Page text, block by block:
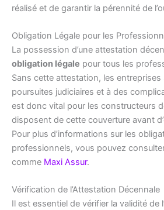
réalisé et de garantir la pérennité de
Obligation Légale pour les
La possession d’une attestation
obligation légale pour tous les
Sans cette attestation, les entreprises
poursuites judiciaires et à des
est donc vital pour les constructeurs
disposent de cette couverture avant
Pour plus d’informations sur les
professionnels, vous pouvez
comme Maxi Assur.
Vérification de l’Attestation Décennale
Il est essentiel de vérifier la validité de l’